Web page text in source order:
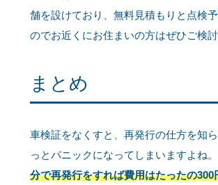
舗を設けており、無料見積もりと点検
のでお近くにお住まいの方はぜひご検討
まとめ
車検証をなくすと、再発行の仕方を知
っとパニックになってしまいますよね。
分で再発行をすれば費用はたったの300